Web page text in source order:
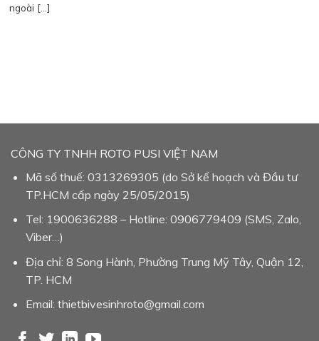
ngoài […]
CÔNG TY TNHH ROTO PUSI VIỆT NAM
Mã số thuế: 0313269305 (do Sở kế hoạch và Đầu tư
TP.HCM cấp ngày 25/05/2015)
Tel: 1900636288 – Hotline: 0906779409 (SMS, Zalo,
Viber…)
Địa chỉ: 8 Song Hành, Phường Trung Mỹ Tây, Quận 12,
TP. HCM
Email: thietbivesinhroto@gmail.com